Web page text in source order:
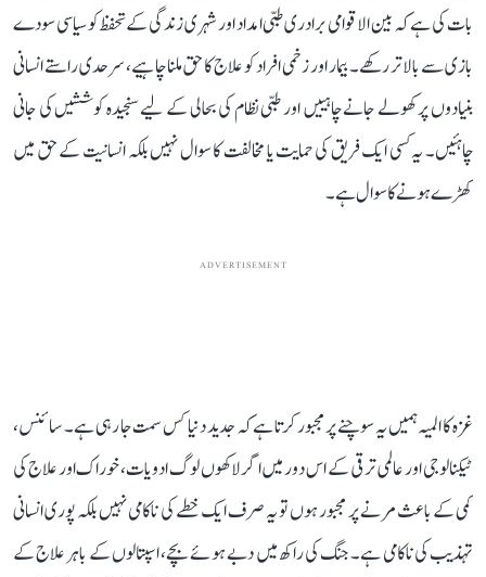
بات کی ہے کہ بین الاقوامی برادری طبی امداد اور شہری زندگی کے تحفظ کو سیاسی سودے
بازی سے بالاتر رکھے۔ بیمار اور زخمی افراد کو علاج کا حق ملنا چاہیے، سرحدی راستے انسانی
بنیادوں پر کھولے جانے چاہییں اور طبی نظام کی بحالی کے لیے سنجیدہ کوششیں کی جانی
چاہئیں۔ یہ کسی ایک فریق کی حمایت یا مخالفت کا سوال نہیں بلکہ انسانیت کے حق میں
کھڑے ہونے کا سوال ہے۔
ADVERTISEMENT
غزہ کا المیہ ہمیں یہ سوچنے پر مجبور کرتا ہے کہ جدید دنیا کس سمت جا رہی ہے۔ سائنس،
ٹیکنالوجی اور عالمی ترقی کے اس دور میں اگر لاکھوں لوگ ادویات، خوراک اور علاج کی
کمی کے باعث مرنے پر مجبور ہوں تو یہ صرف ایک خطے کی ناکامی نہیں بلکہ پوری انسانی
تہذیب کی ناکامی ہے۔ جنگ کی راکھ میں دبے ہوئے بچے، اسپتالوں کے باہر علاج کے